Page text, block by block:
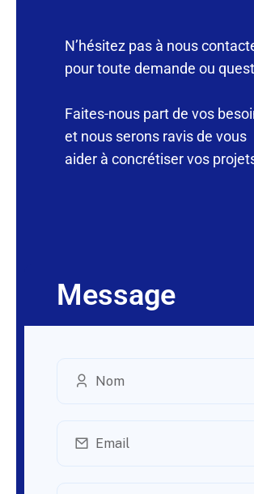
N’hésitez pas à nous
pour toute demande ou
Faites-nous part de vos
et nous serons ravis de vous
aider à concrétiser vos
Message